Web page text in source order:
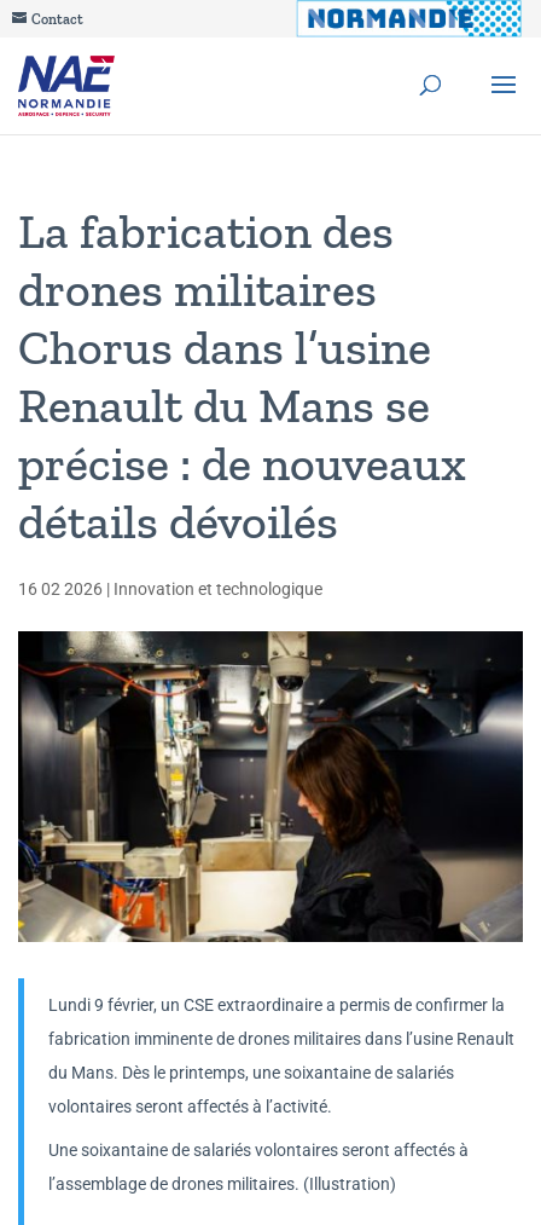
Contact
La fabrication des
drones militaires
Chorus dans l’usine
Renault du Mans se
précise : de nouveaux
détails dévoilés
16 02 2026 | Innovation et technologique
Lundi 9 février, un CSE extraordinaire a permis de confirmer la
fabrication imminente de drones militaires dans l’usine Renault
du Mans. Dès le printemps, une soixantaine de salariés
volontaires seront affectés à l’activité.
Une soixantaine de salariés volontaires seront affectés à
l’assemblage de drones militaires. (Illustration)